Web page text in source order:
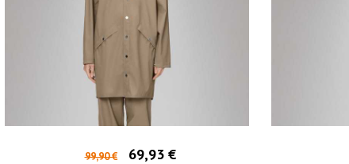
99,90 €
69,93 €